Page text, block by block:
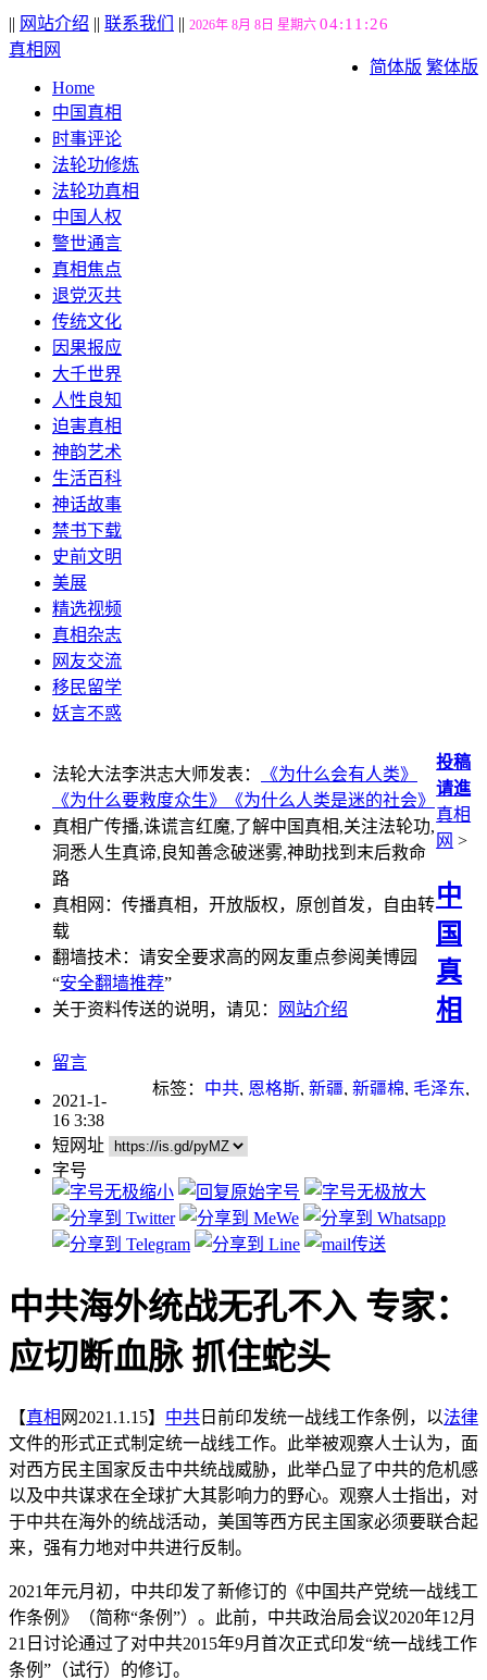
|| 网站介绍 || 联系我们 || 2026年 8月 8日 星期六 04:11:28
简体版 繁体版
真相网
Home
中国真相
时事评论
法轮功修炼
法轮功真相
中国人权
警世通言
真相焦点
退党灭共
传统文化
因果报应
大千世界
人性良知
迫害真相
神韵艺术
生活百科
神话故事
禁书下载
史前文明
美展
精选视频
真相杂志
网友交流
移民留学
妖言不惑
法轮大法李洪志大师发表：
《为什么会有人类》
《为什么要救度众生》
《为什么人类是迷的社会》
真相广传播,诛谎言红魔,了解中国真相,关注法轮功,
洞悉人生真谛,良知善念破迷雾,神助找到末后救命
路
真相网：传播真相，开放版权，原创首发，自由转
载
翻墙技术：请安全要求高的网友重点参阅美博园
“安全翻墙推荐”
关于资料传送的说明，请见：
网站介绍
投稿
请進
真相
网 >
中
国
真
相
留言
标签： 中共, 恩格斯, 新疆, 新疆棉, 毛泽东,
2021-1-
16 3:38
短网址
字号
中共海外统战无孔不入 专家：
应切断血脉 抓住蛇头
【真相 网2021.1.15】 中共 日前印发统一战线工作条例，以法律
文件的形式正式制定统一战线工作。此举被观察人士认为，面
对西方民主国家反击中共统战威胁，此举凸显了中共的危机感
以及中共谋求在全球扩大其影响力的野心。观察人士指出，对
于中共在海外的统战活动，美国等西方民主国家必须要联合起
来，强有力地对中共进行反制。
2021年元月初，中共印发了新修订的《中国共产党统一战线工
作条例》（简称“条例”）。此前，中共政治局会议2020年12月
21日讨论通过了对中共2015年9月首次正式印发“统一战线工作
条例”（试行）的修订。